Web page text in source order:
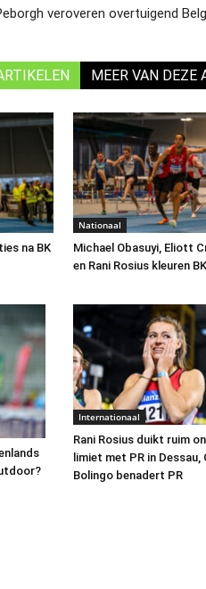
veroveren overtuigend
MEER VAN DEZE
na BK
Nationaal
Michael Obasuyi, Eliott
en Rani Rosius kleuren
Internationaal
Rani Rosius duikt ruim
limiet met PR in Dessau,
Bolingo benadert PR